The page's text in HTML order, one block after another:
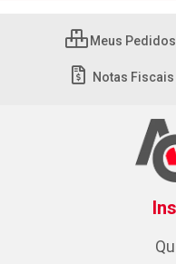
Meus Pedidos
Notas Fiscais